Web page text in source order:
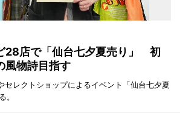
28店で「仙台七夕夏売り」 初
風物詩目指す
セレクトショップによるイベント「仙台七夕夏
。